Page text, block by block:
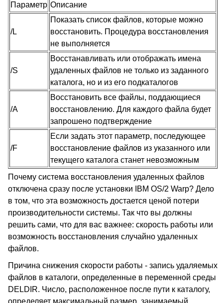
Параметр Описание
/L
Показать список файлов, которые можно
восстановить. Процедура восстановления
не выполняется
/S
Восстанавливать или отображать имена
удаленных файлов не только из заданного
каталога, но и из его подкаталогов
/A
Восстановить все файлы, поддающиеся
восстановлению. Для каждого файла будет
запрошено подтверждение
/F
Если задать этот параметр, последующее
восстановление файлов из указанного или
текущего каталога станет невозможным
Почему система восстановления удаленных файлов
отключена сразу после установки IBM OS/2 Warp? Дело
в том, что эта возможность достается ценой потери
производительности системы. Так что вы должны
решить сами, что для вас важнее: скорость работы или
возможность восстановления случайно удаленных
файлов.
Причина снижения скорости работы - запись удаляемых
файлов в каталоги, определенные в переменной среды
DELDIR. Число, расположенное после пути к каталогу,
определяет максимальный размер, занимаемый